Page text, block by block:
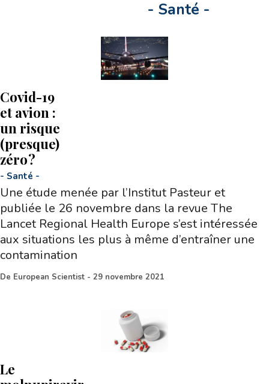
-Santé -
Covid-19
et avion :
un risque
(presque)
zéro ?
- Santé -
Une étude menée par l’Institut Pasteur et
publiée le 26 novembre dans la revue The
Lancet Regional Health Europe s’est intéressée
aux situations les plus à même d’entraîner une
contamination
De European Scientist - 29 novembre 2021
Le